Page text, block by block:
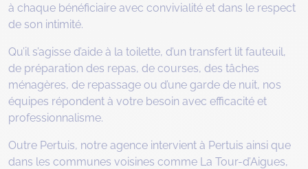
à chaque bénéficiaire avec convivialité et dans le respect
de son intimité.
Qu’il s’agisse d’aide à la toilette, d’un transfert lit fauteuil,
de préparation des repas, de courses, des tâches
ménagères, de repassage ou d’une garde de nuit, nos
équipes répondent à votre besoin avec efficacité et
professionnalisme.
Outre Pertuis, notre agence intervient à Pertuis ainsi que
dans les communes voisines comme La Tour-d’Aigues,